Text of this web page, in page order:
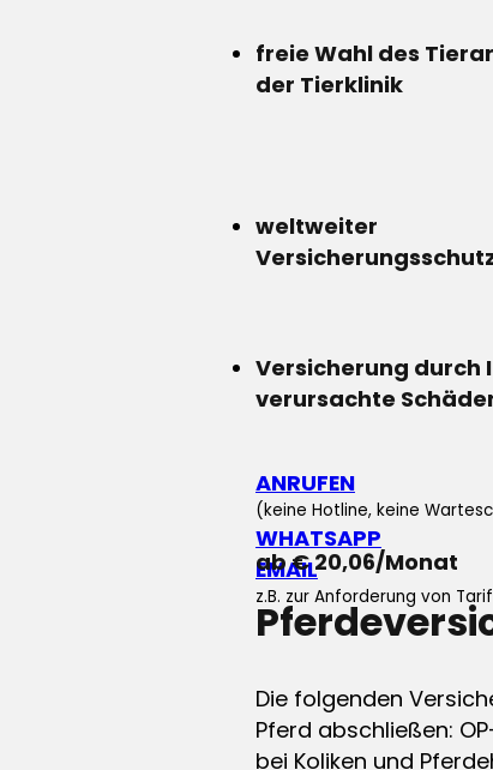
freie Wahl des
der Tierklinik
weltweiter
Versicherung durch
verursachte
ANRUFEN
(keine Hotline, keine
WHATSAPP
EMAIL
z.B. zur Anforderung von
ab € 20,06/Monat
Die folgenden
Pferd abschließen:
bei Koliken und